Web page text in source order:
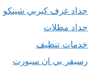
حداد غرف كيربي شينكو
حداد مظلات
خدمات تنظيف
رسيفر بي ان سبورت